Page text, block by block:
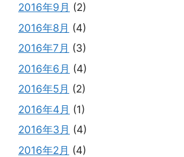
2016年9月 (2)
2016年8月 (4)
2016年7月 (3)
2016年6月 (4)
2016年5月 (2)
2016年4月 (1)
2016年3月 (4)
2016年2月 (4)